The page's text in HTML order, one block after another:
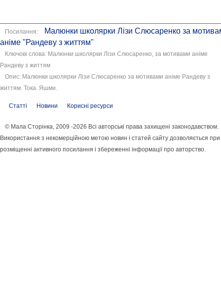
Посилання:
Малюнки школярки Лізи Слюсаренко за
аніме "Рандеву з життям"
Ключові слова: Малюнки школярки Лізи Слюсаренко, за мотивами аніме
Рандеву з життям
Опис: Малюнки школярки Лізи Слюсаренко за мотивами аніме Рандеву з
життям. Тока. Яшми.
Статті Новини Корисні ресурси
© Мала Сторінка, 2009 -2026 Всі авторські права захищені законодавством.
Використання з некомерційною метою новин і статей сайту дозволяється при
розміщенні активного посилання і збереженні інформації про авторство.